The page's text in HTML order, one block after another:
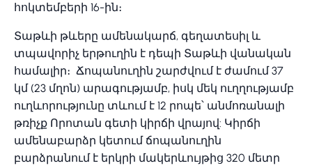
հոկտեմբերի 16-ին։
Տաթևի թևերը ամենակարճ, գեղատեսիլ և
տպավորիչ երթուղին է դեպի Տաթևի վանական
համալիր։ Ճոպանուղին շարժվում է ժամում 37
կմ (23 մղոն) արագությամբ, իսկ մեկ ուղղությամբ
ուղևորությունը տևում է 12 րոպե՝ անմոռանալի
թռիչք Որոտան գետի կիրճի վրայով: Կիրճի
ամենաբարձր կետում ճոպանուղին
բարձրանում է երկրի մակերևույթից 320 մետր